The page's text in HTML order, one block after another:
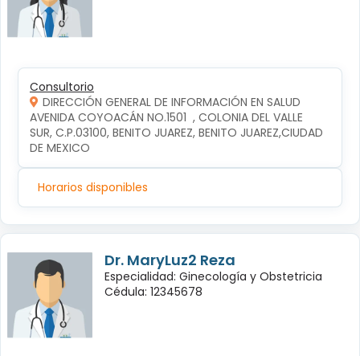
Consultorio
DIRECCIÓN GENERAL DE INFORMACIÓN EN SALUD
AVENIDA COYOACÁN NO.1501  , COLONIA DEL VALLE
SUR, C.P.03100, BENITO JUAREZ, BENITO JUAREZ,CIUDAD
DE MEXICO
Horarios disponibles
Dr. MaryLuz2 Reza
Especialidad: Ginecología y Obstetricia
Cédula: 12345678